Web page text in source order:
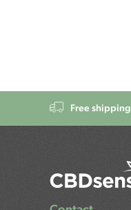
Free shipping